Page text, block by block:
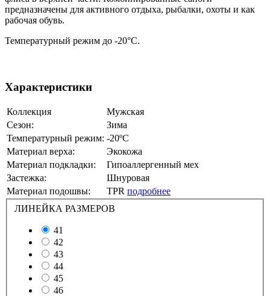
предназначены для активного отдыха, рыбалки, охоты и как
рабочая обувь.
Температурный режим до -20°С.
Характеристики
Коллекция
Мужская
Сезон:
Зима
Температурный режим: -20ºС
Материал верха:
Экокожа
Материал подкладки:
Гипоаллергенный мех
Застежка:
Шнуровая
Материал подошвы:
TPR подробнее
ЛИНЕЙКА РАЗМЕРОВ
41
42
43
44
45
46